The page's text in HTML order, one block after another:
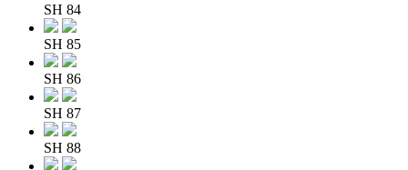
SH 84
SH 85
SH 86
SH 87
SH 88